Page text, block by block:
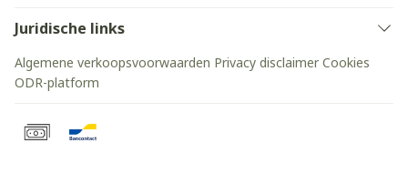
Juridische links
Algemene verkoopsvoorwaarden Privacy disclaimer Cookies
ODR-platform